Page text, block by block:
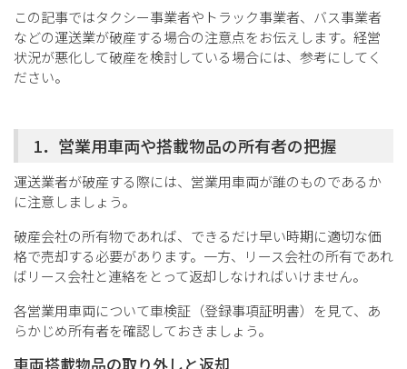
この記事ではタクシー事業者やトラック事業者、バス事業者
などの運送業が破産する場合の注意点をお伝えします。経営
状況が悪化して破産を検討している場合には、参考にしてく
ださい。
1．営業用車両や搭載物品の所有者の把握
運送業者が破産する際には、営業用車両が誰のものであるか
に注意しましょう。
破産会社の所有物であれば、できるだけ早い時期に適切な価
格で売却する必要があります。一方、リース会社の所有であれ
ばリース会社と連絡をとって返却しなければいけません。
各営業用車両について車検証（登録事項証明書）を見て、あ
らかじめ所有者を確認しておきましょう。
車両搭載物品の取り外しと返却